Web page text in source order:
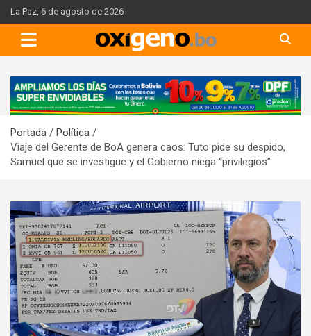
Skip
to
content
La Paz, 6 de agosto de 2026
A
d
e
r
t
s
e
m
e
n
t
:
Portada
Política
Viaje del Gerente de BoA genera caos: Tuto pide su despido,
Samuel que se investigue y el Gobierno niega “privilegios”